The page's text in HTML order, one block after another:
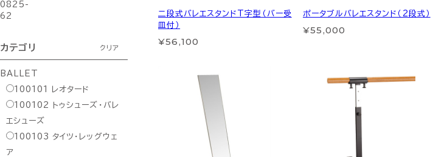
0825-
62
カテゴリ クリア
BALLET
100101
レオタード
100102
トゥシューズ・バレ
エシューズ
100103 タイツ・レッグウェ
ア
二段式バレエスタンドT字型（バー受
皿付）
¥56,100
ポータブルバレエスタンド（2段式）
¥55,000